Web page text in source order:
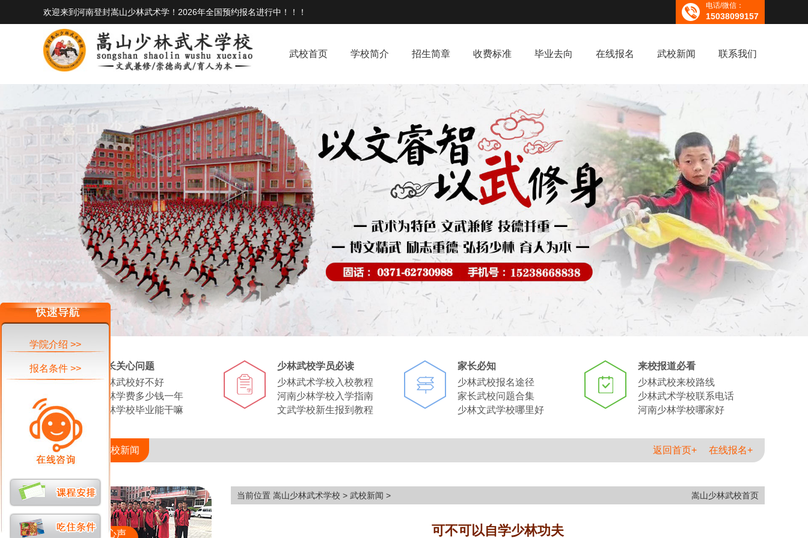
欢迎来到河南登封嵩山少林武术学！2026年全国预约报名进行中！！！
电话/微信：
15038099157
武校首页 学校简介 招生简章 收费标准 毕业去向 在线报名 武校新闻 联系我们
家长关心问题
少林武校好不好
少林学费多少钱一年
少林学校毕业能干嘛
少林武校学员必读
少林武术学校入校教程
河南少林学校入学指南
文武学校新生报到教程
家长必知
少林武校报名途径
家长武校问题合集
少林文武学校哪里好
来校报道必看
少林武校来校路线
少林武术学校联系电话
河南少林学校哪家好
当前位置—武校新闻 返回首页+ 在线报名+
少林武校学员心声
当前位置 嵩山少林武术学校 > 武校新闻 > 嵩山少林武校首页
可不可以自学少林功夫
学院介绍 >>
报名条件 >>